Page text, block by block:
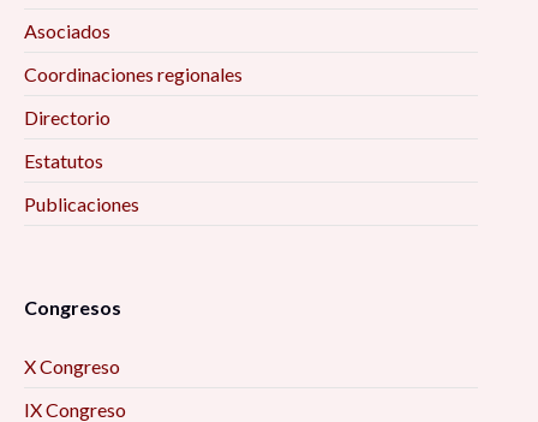
Asociados
Coordinaciones regionales
Directorio
Estatutos
Publicaciones
Congresos
X Congreso
IX Congreso